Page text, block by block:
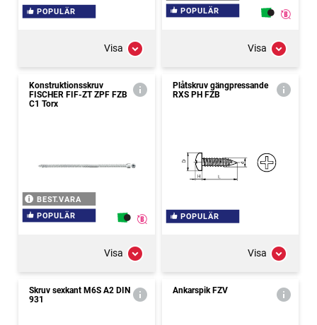
POPULÄR
Visa
POPULÄR
Visa
Konstruktionsskruv
FISCHER FIF-ZT ZPF FZB
C1 Torx
BEST.VARA
POPULÄR
Visa
Plåtskruv gängpressande
RXS PH FZB
POPULÄR
Visa
Skruv sexkant M6S A2 DIN
931
Ankarspik FZV